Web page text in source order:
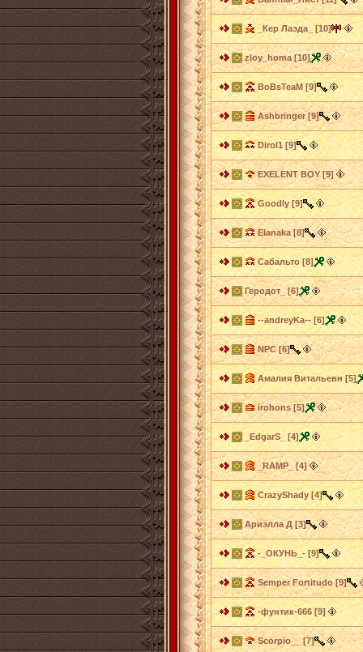
_Кер Лаэда_ [10]
zloy_homa [10]
BoBsTeaM [9]
Ashbringer [9]
Dirol1 [9]
EXELENT BOY [9]
Goodly [9]
Elanaka [8]
Сабальто [8]
Геродот_ [6]
--andreyKa-- [6]
NPC [6]
Амалия Витальевн [5]
irohons [5]
_EdgarS_ [4]
_RAMP_ [4]
CrazyShady [4]
Ариэлла Д [3]
-_ОКУНЬ_- [9]
Semper Fortitudo [9]
-фунтик-666 [9]
Scorpio__ [7]